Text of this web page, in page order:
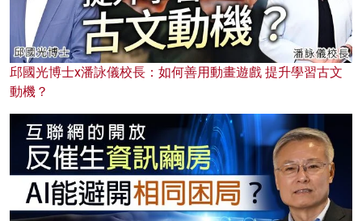
邱國光博士x潘詠儀校長：如何善用動畫遊戲 提升學習古文
動機？